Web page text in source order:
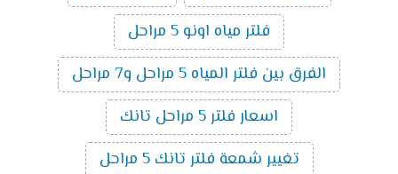
فلتر مياه اونو 5 مراحل
الفرق بين فلتر المياه 5 مراحل و7 مراحل
اسعار فلتر 5 مراحل تانك
تغيير شمعة فلتر تانك 5 مراحل